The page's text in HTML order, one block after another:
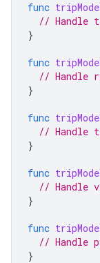
func
// Handle
}
func
// Handle
}
func
// Handle
}
func
// Handle
}
func
// Handle
}